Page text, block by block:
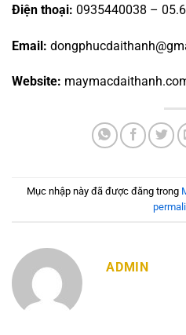
Điện thoại: 0935440038 –
Email:
Website:
Mục nhập này đã được đăng trong
ADMIN